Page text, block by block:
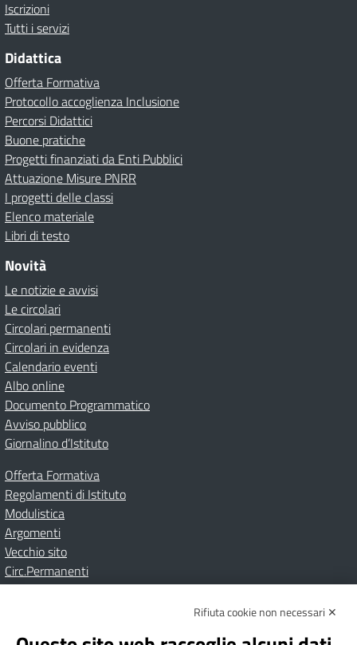
Iscrizioni
Tutti i servizi
Didattica
Offerta Formativa
Protocollo accoglienza Inclusione
Percorsi Didattici
Buone pratiche
Progetti finanziati da Enti Pubblici
Attuazione Misure PNRR
I progetti delle classi
Elenco materiale
Libri di testo
Novità
Le notizie e avvisi
Le circolari
Circolari permanenti
Circolari in evidenza
Calendario eventi
Albo online
Documento Programmatico
Avviso pubblico
Giornalino d’Istituto
Offerta Formativa
Regolamenti di Istituto
Modulistica
Argomenti
Vecchio sito
Circ.Permanenti
Albo onlinePrivacy Policy
Dichiarazione di accessibilità
Note Legali
Rifiuta cookie non necessari ✕